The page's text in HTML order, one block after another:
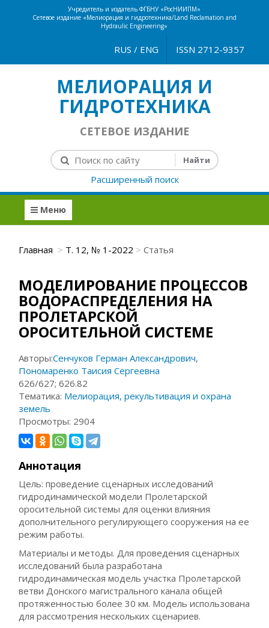
Учредитель и издатель ФГБНУ «РосНИИПМ»
Сетевое издание «Мелиорация и гидротехника/Land Reclamation and
Hydraulic Engineering»
ISSN 2712-9357
RUS / ENG
МЕЛИОРАЦИЯ И
ГИДРОТЕХНИКА
СЕТЕВОЕ ИЗДАНИЕ
Расширенный поиск
Меню
Главная Т. 12, № 1-2022 Статья
МОДЕЛИРОВАНИЕ ПРОЦЕССОВ
ВОДОРАСПРЕДЕЛЕНИЯ НА
ПРОЛЕТАРСКОЙ
ОРОСИТЕЛЬНОЙ СИСТЕМЕ
Авторы:Сенчуков Герман Александрович,
Пономаренко Таисия Сергеевна
626/627; 626.82
Тематика: Мелиорация, рекультивация и охрана
земель
Просмотры: 2904
Аннотация
Цель: проведение сценарных исследований
гидродинамической модели Пролетарской
оросительной системы для оценки влияния
дополнительного регулирующего сооружения на ее
режим работы.
Материалы и методы. Для проведения сценарных
исследований была разработана
гидродинамическая модель участка Пролетарской
ветви Донского магистрального канала общей
протяженностью более 30 км. Модель использована
для рассмотрения нескольких сценариев.